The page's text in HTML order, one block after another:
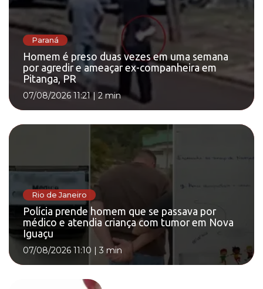
Paraná
Homem é preso duas vezes em uma semana
por agredir e ameaçar ex-companheira em
Pitanga, PR
07/08/2026 11:21| 2 min
Rio de Janeiro
Polícia prende homem que se passava por
médico e atendia criança com tumor em Nova
Iguaçu
07/08/2026 11:10 | 3 min